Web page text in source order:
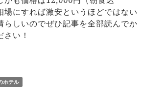
場にすれば激安というほどではない
らしいのでぜひ記事を全部読んでか
い！
ホテル「剱の湯 御宿 野乃」がハイクオ
ホテル